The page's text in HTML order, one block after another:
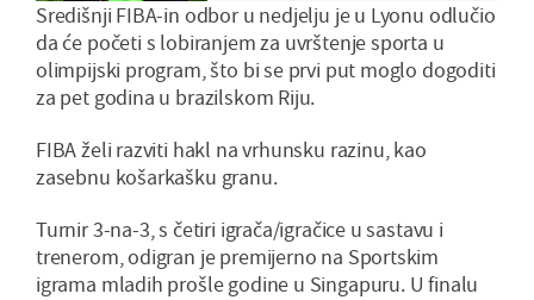
Središnji FIBA-in odbor u nedjelju je u Lyonu odlučio
da će početi s lobiranjem za uvrštenje sporta u
olimpijski program, što bi se prvi put moglo dogoditi
za pet godina u brazilskom Riju.
FIBA želi razviti hakl na vrhunsku razinu, kao
zasebnu košarkašku granu.
Turnir 3-na-3, s četiri igrača/igračice u sastavu i
trenerom, odigran je premijerno na Sportskim
igrama mladih prošle godine u Singapuru. U finalu